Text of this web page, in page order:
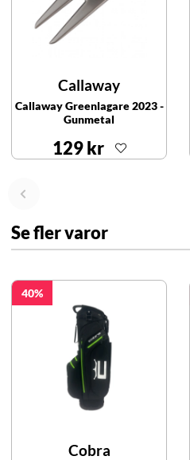
Callaway
Callaway Greenlagare 2023 -
Gunmetal
129 kr
Se fler varor
40
Cobra